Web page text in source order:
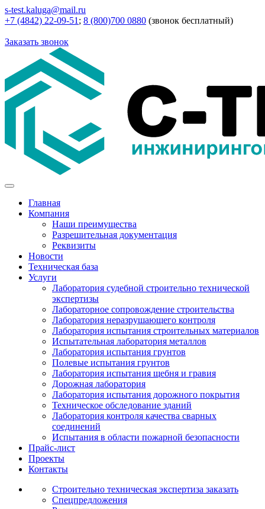
s-test.kaluga@mail.ru
+7 (4842) 22-09-51 ; 8 (800)700 0880 (звонок бесплатный)
Заказать звонок
Главная
Компания
Наши преимущества
Разрешительная документация
Реквизиты
Новости
Техническая база
Услуги
Лаборатория судебной строительно технической
экспертизы
Лабораторное сопровождение строительства
Лаборатория неразрушающего контроля
Лаборатория испытания строительных материалов
Испытательная лаборатория металлов
Лаборатория испытания грунтов
Полевые испытания грунтов
Лаборатория испытания щебня и гравия
Дорожная лаборатория
Лаборатория испытания дорожного покрытия
Техническое обследование зданий
Лаборатория контроля качества сварных
соединений
Испытания в области пожарной безопасности
Прайс-лист
Проекты
Контакты
Строительно техническая экспертиза заказать
Спецпредложения